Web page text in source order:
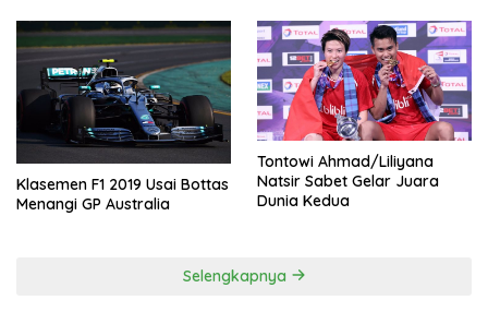
Klasemen F1 2019 Usai Bottas
Menangi GP Australia
Tontowi Ahmad/Liliyana
Natsir Sabet Gelar Juara
Dunia Kedua
Selengkapnya